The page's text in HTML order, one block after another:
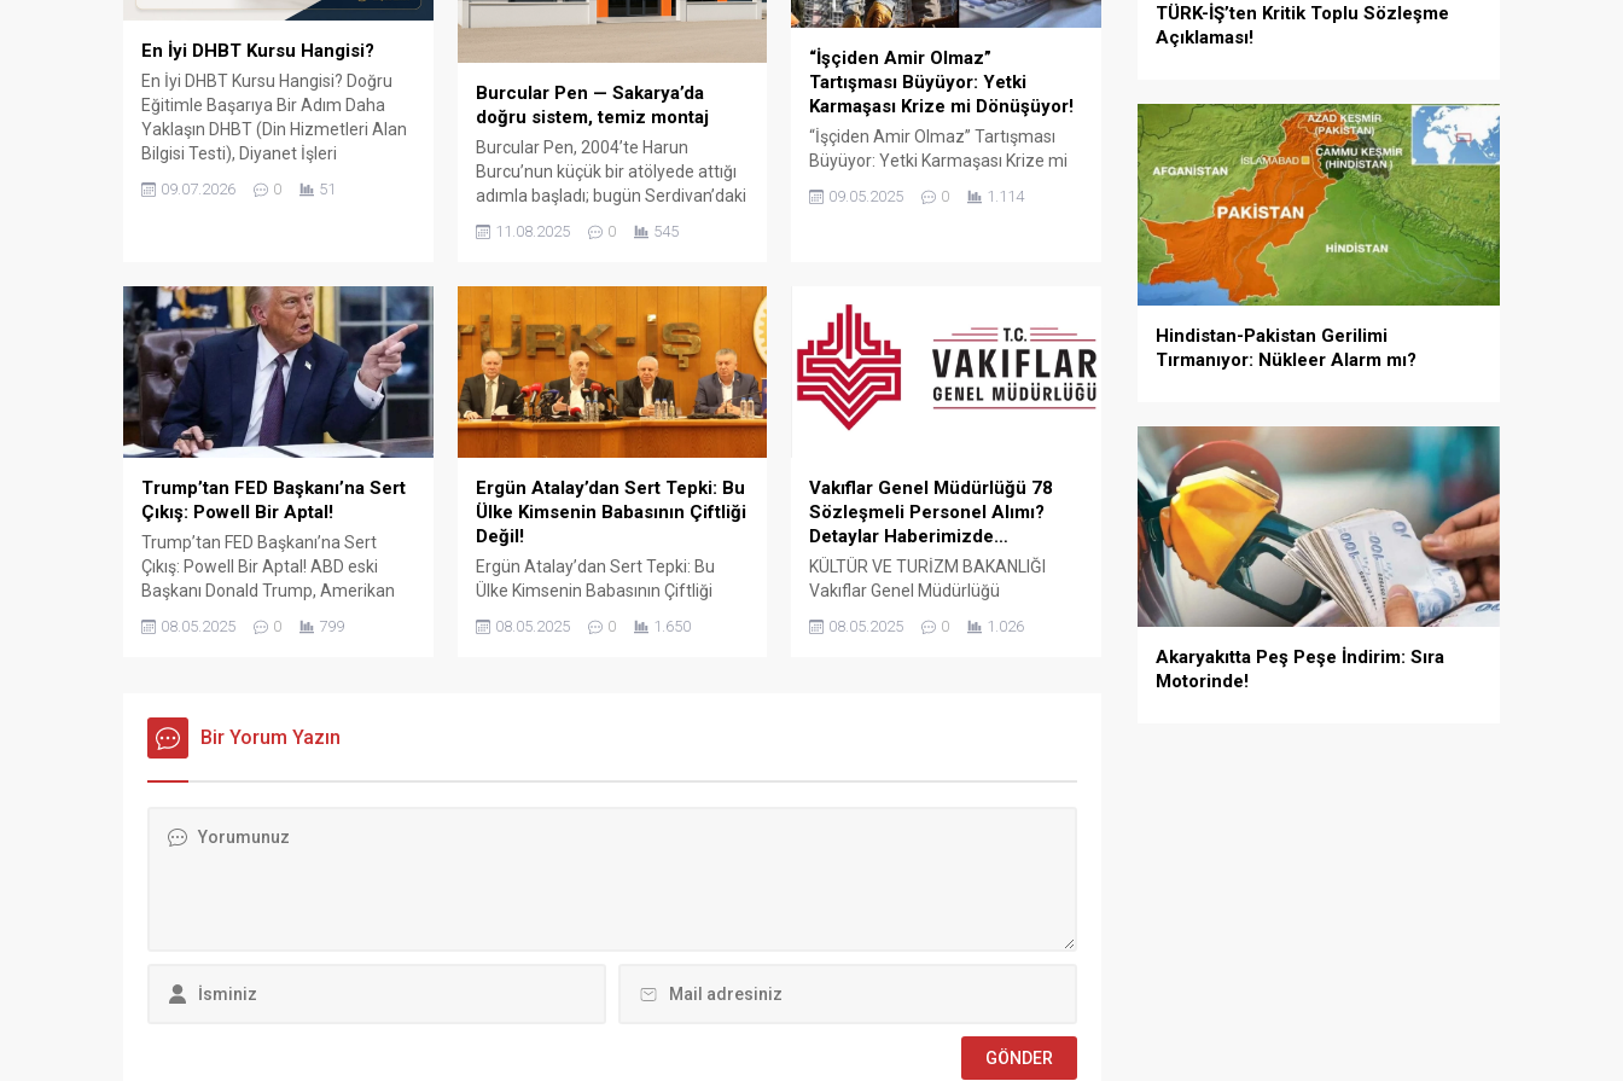
En İyi DHBT Kursu Hangisi?
En İyi DHBT Kursu Hangisi? Doğru
Eğitimle Başarıya Bir Adım Daha
Yaklaşın DHBT (Din Hizmetleri Alan
Bilgisi Testi), Diyanet İşleri
Başkanlığında görev almak isteyen
adaylar için büyük önem taşıyan bir
Ancak en sık sorulan sorulardan...
09.07.2026 0 51
Burcular Pen — Sakarya’da
doğru sistem, temiz montaj
Burcular Pen, 2004’te Harun
Burcu’nun küçük bir atölyede attığı
adımla başladı; bugün Serdivan’daki
kapalı üretim alanıyla, Sakarya ve
balkon, kış bahçesi, panjur ve
küpeşte çözümlerini tek çatı altında
sunuyor. Fıratpen kurumsal bayiliği
ile çalışıyor olmamız; profil kalitesi,
aksesuar standardı...
11.08.2025 0 545
“İşçiden Amir Olmaz”
Tartışması Büyüyor: Yetki
Karmaşası Krize mi Dönüşüyor!
“İşçiden Amir Olmaz” Tartışması
Büyüyor: Yetki Karmaşası Krize mi
çalışanları arasında büyüyen “yetki
açıklamaları, bazı memur
sendikalarının kamu işçilerine
yönelik yaklaşımlarını gözler önüne
serdi. Atalay, bazı memur
sendikalarının Cumhurbaşkanlığı’na
başvurarak “İşçiden amir olmaz”
09.05.2025 0 1.114
Trump’tan FED Başkanı’na Sert
Çıkış: Powell Bir Aptal!
Trump’tan FED Başkanı’na Sert
Çıkış: Powell Bir Aptal! ABD eski
Başkanı Donald Trump, Amerikan
Merkez Bankası (FED) Başkanı
Jerome Powell’ın faiz oranlarını
açıklamada Trump, “Çok geç.
Powell bir aptal, hiçbir fikri yok.
Onun dışında kendisini çok
08.05.2025 0 799
Ergün Atalay’dan Sert Tepki: Bu
Ülke Kimsenin Babasının Çiftliği
Değil!
Ergün Atalay’dan Sert Tepki: Bu
Ülke Kimsenin Babasının Çiftliği
Değil! Türkiye İşçi Sendikaları
Konfederasyonu (TÜRK-İŞ) Genel
gerçekleştirilen basın toplantısında
08.05.2025 0 1.650
Vakıflar Genel Müdürlüğü 78
Sözleşmeli Personel Alımı?
Detaylar Haberimizde…
KÜLTÜR VE TURİZM BAKANLIĞI
Vakıflar Genel Müdürlüğü
SÖZLEŞMELİ PERSONEL ALIM İLANI
Genel Müdürlüğümüz Merkez ve
Esaslar” çerçevesinde sözlü sınavla
08.05.2025 0 1.026
Bir Yorum Yazın
TÜRK-İŞ’ten Kritik Toplu Sözleşme
Açıklaması!
Hindistan-Pakistan Gerilimi
Tırmanıyor: Nükleer Alarm mı?
Akaryakıtta Peş Peşe İndirim: Sıra
Motorinde!